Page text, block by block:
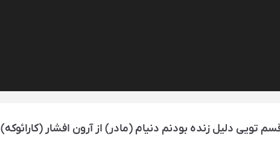
تویی دلیل زنده بودنم دنیام (مادر) از آرون افشار (کارائوکه)